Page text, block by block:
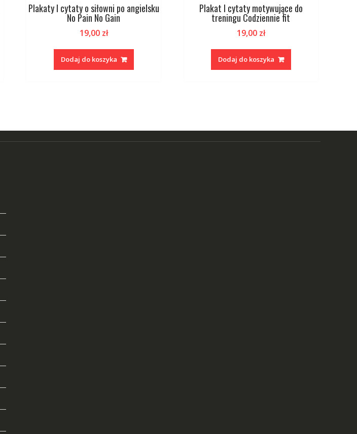
Plakaty I cytaty o siłowni po angielsku
No Pain No Gain
19,00 zł
Dodaj do koszyka
Plakat I cytaty motywujące do
treningu Codziennie fit
19,00 zł
Dodaj do koszyka